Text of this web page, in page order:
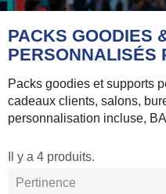
PACKS GOODIES
PERSONNALISÉS
Packs goodies et supports
cadeaux clients, salons,
personnalisation incluse,
Il y a 4 produits.
Pertinence